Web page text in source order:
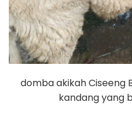
domba akikah Ciseeng
kandang yang